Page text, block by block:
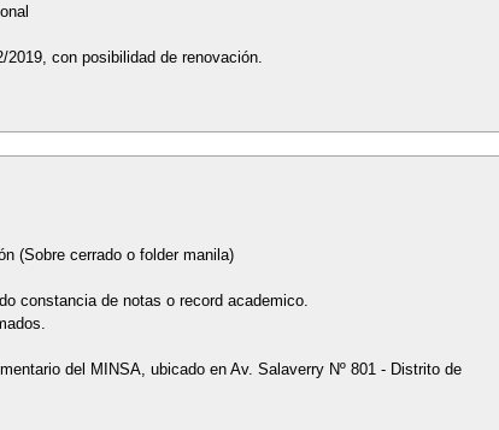
2019, con posibilidad de renovación.
(Sobre cerrado o folder manila)
constancia de notas o record academico.
del MINSA, ubicado en Av. Salaverry Nº 801 - Distrito de